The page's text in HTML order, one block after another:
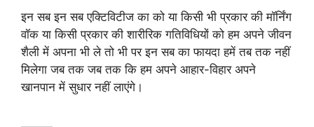
इन सब इन सब एक्टिविटीज का को या किसी भी प्रकार की मॉर्निंग
वॉक या किसी प्रकार की शारीरिक गतिविधियों को हम अपने जीवन
शैली में अपना भी ले तो भी पर इन सब का फायदा हमें तब तक नहीं
मिलेगा जब तक जब तक कि हम अपने आहार-विहार अपने
खानपान में सुधार नहीं लाएंगे।